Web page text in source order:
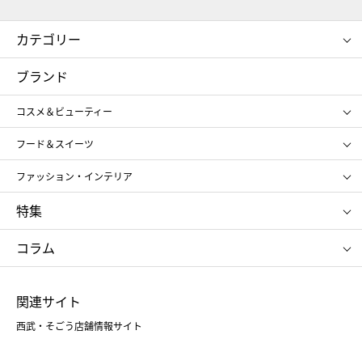
カテゴリー
コスメ＆ビューティー
ギフト
レディース
メンズ
スポーツ・アウトドア
お中元
お歳暮
ブランド
コスメ＆ビューティー
SHISEIDO
ポール&ジョー ボーテ
ジルスチュアート
NARS
RMK
クリニーク
SK-Ⅱ
フード＆スイーツ
アンリ・シャルパンティエ
ゴディバ
新宿高野
たねや
ねんりん家
ファッション・インテリア
ポロ ラルフ ローレン
タケオ キクチ
ママ＆キッズ
シュタイフ
特集
お中元
ひな人形
五月人形
父の日
クリスマスケーキ
コラム
菓子折り
和菓子
関連サイト
西武・そごう店舗情報サイト